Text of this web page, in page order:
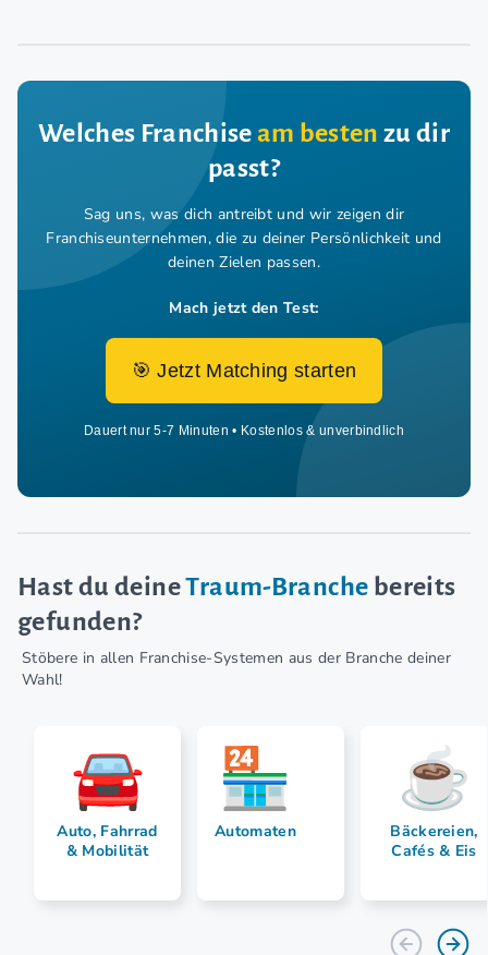
Welches Franchiseam besten zu dir
passt?
Sag uns, was dich antreibt und wir zeigen dir
Franchiseunternehmen, die zu deiner Persönlichkeit und
deinen Zielen passen.
Mach jetzt den Test:
🎯 Jetzt Matching starten
Dauert nur 5-7 Minuten • Kostenlos & unverbindlich
Hast du deineTraum-Branche bereits
gefunden?
Stöbere in allen Franchise-Systemen aus der Branche deiner
Wahl!
Auto, Fahrrad
& Mobilität
Automaten
Bäckereien,
Cafés & Eis